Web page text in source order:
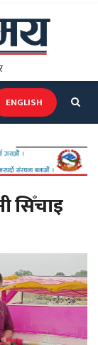
ENGLISH
सिँचाइ